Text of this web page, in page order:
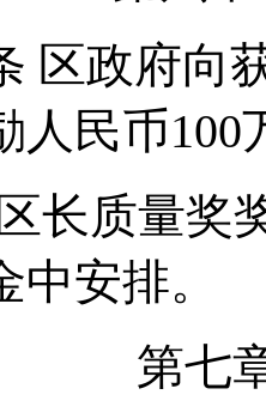
区政府向
人民币100
区长质量奖
安排。
第七